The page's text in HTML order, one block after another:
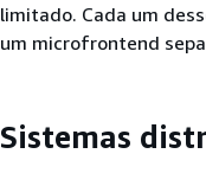
limitado. Cada um
um microfrontend
Sistemas